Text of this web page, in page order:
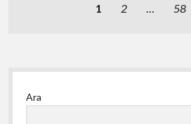
1 2 58
Yan
Menü
Ara